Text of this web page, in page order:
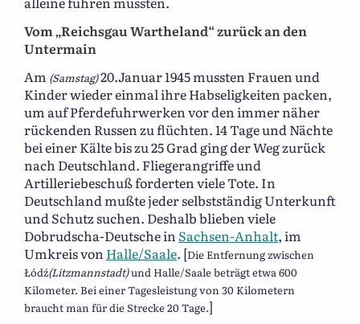
Vom „Reichsgau Wartheland“ zurück an den
Untermain
Am (Samstag)20.Januar 1945 mussten Frauen und
Kinder wieder einmal ihre Habseligkeiten packen,
um auf Pferdefuhrwerken vor den immer näher
rückenden Russen zu flüchten. 14 Tage und Nächte
bei einer Kälte bis zu 25 Grad ging der Weg zurück
nach Deutschland. Fliegerangriffe und
Artilleriebeschuß forderten viele Tote. In
Deutschland mußte jeder selbstständig Unterkunft
und Schutz suchen. Deshalb blieben viele
Dobrudscha-Deutsche in Sachsen-Anhalt, im
Umkreis von Halle/Saale. [Die Entfernung zwischen
Łódź(Litzmannstadt)und Halle/Saale beträgt etwa 600
Kilometer. Bei einer Tagesleistung von 30 Kilometern
braucht man für die Strecke 20 Tage.]